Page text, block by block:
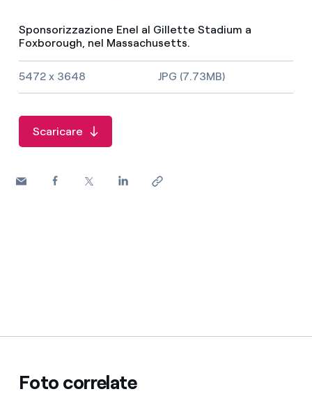
Sponsorizzazione Enel al Gillette Stadium a
Foxborough, nel Massachusetts.
Dimensioni dell'immagine e tipo di file
5472 x 3648 JPG (7.73MB)
Scaricare
Foto correlate